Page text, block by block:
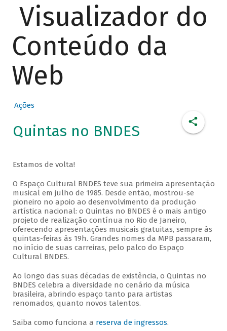
Visualizador do
Conteúdo da
Web
Ações
Quintas no BNDES
Estamos de volta!
O Espaço Cultural BNDES teve sua primeira apresentação
musical em julho de 1985. Desde então, mostrou-se
pioneiro no apoio ao desenvolvimento da produção
artística nacional: o Quintas no BNDES é o mais antigo
projeto de realização contínua no Rio de Janeiro,
oferecendo apresentações musicais gratuitas, sempre às
quintas-feiras às 19h. Grandes nomes da MPB passaram,
no início de suas carreiras, pelo palco do Espaço
Cultural BNDES.
Ao longo das suas décadas de existência, o Quintas no
BNDES celebra a diversidade no cenário da música
brasileira, abrindo espaço tanto para artistas
renomados, quanto novos talentos.
Saiba como funciona a reserva de ingressos.